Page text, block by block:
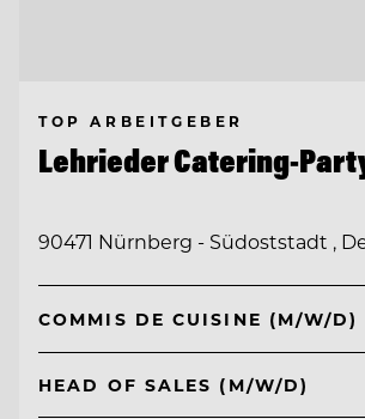
TOP ARBEITGEBER
Lehrieder Catering-
90471 Nürnberg - Südoststadt ,
COMMIS DE CUISINE (M/W/D)
HEAD OF SALES (M/W/D)